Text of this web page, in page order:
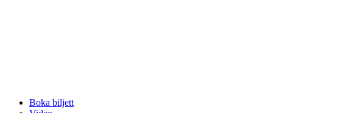
Boka biljett